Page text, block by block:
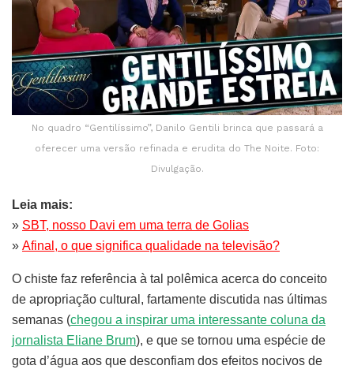
No quadro “Gentilíssimo”, Danilo Gentili brinca que passará a
oferecer uma versão refinada e erudita do The Noite. Foto:
Divulgação.
Leia mais:
» SBT, nosso Davi em uma terra de Golias
» Afinal, o que significa qualidade na televisão?
O chiste faz referência à tal polêmica acerca do conceito
de apropriação cultural, fartamente discutida nas últimas
semanas (chegou a inspirar uma interessante coluna da
jornalista Eliane Brum), e que se tornou uma espécie de
gota d’água aos que desconfiam dos efeitos nocivos de